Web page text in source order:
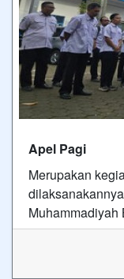
Apel Pagi
Merupakan
Muhammadiyah